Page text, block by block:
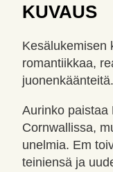
KUVAUS
Kesälukemisen
romantiikkaa,
juonenkäänteitä.
Aurinko paistaa
Cornwallissa,
unelmia. Em
teiniensä ja